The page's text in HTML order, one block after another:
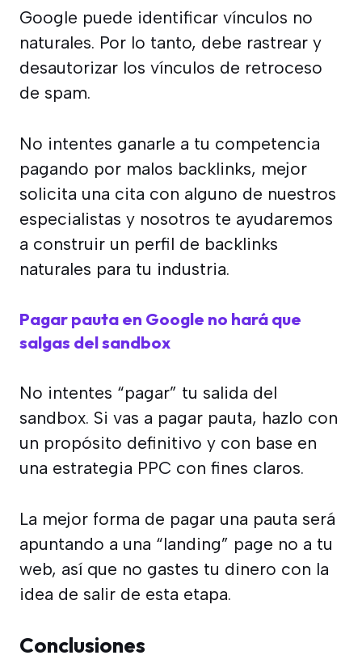
Google puede identificar vínculos no
naturales. Por lo tanto, debe rastrear y
desautorizar los vínculos de retroceso
de spam.
No intentes ganarle a tu competencia
pagando por malos backlinks, mejor
solicita una cita con alguno de nuestros
especialistas y nosotros te ayudaremos
a construir un perfil de backlinks
naturales para tu industria.
Pagar pauta en Google no hará que
salgas del sandbox
No intentes “pagar” tu salida del
sandbox. Si vas a pagar pauta, hazlo con
un propósito definitivo y con base en
una estrategia PPC con fines claros.
La mejor forma de pagar una pauta será
apuntando a una “landing” page no a tu
web, así que no gastes tu dinero con la
idea de salir de esta etapa.
Conclusiones